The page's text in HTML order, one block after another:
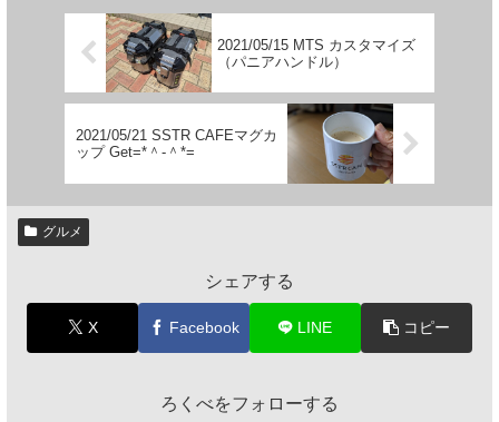
2021/05/15 MTS カスタマイズ
（パニアハンドル）
2021/05/21 SSTR CAFEマグカ
ップ Get=*＾-＾*=
グルメ
シェアする
X Facebook LINE コピー
ろくべをフォローする